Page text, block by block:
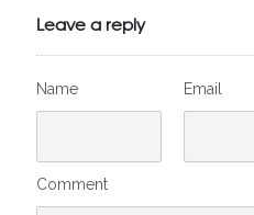
Leave a reply
Name Email
Comment